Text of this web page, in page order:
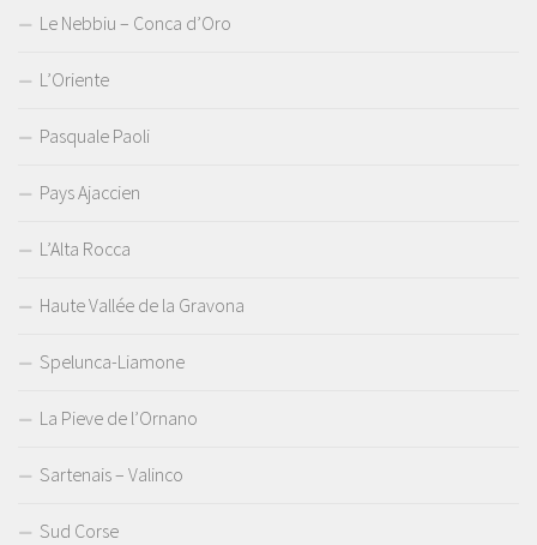
Le Nebbiu – Conca d’Oro
L’Oriente
Pasquale Paoli
Pays Ajaccien
L’Alta Rocca
Haute Vallée de la Gravona
Spelunca-Liamone
La Pieve de l’Ornano
Sartenais – Valinco
Sud Corse